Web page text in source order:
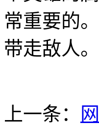
常重要的
带走敌人。
上一条：